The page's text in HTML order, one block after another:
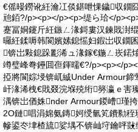
€傜暥鐒讹紝瀹冮倓鍖呭惈鐬収鐗
兘銆?/p><p></p><p>缇ら珨</
蹇冨姛鑳斤紝鏃ㄥ湪鎶婁汉鍊戝湗
曪紝鍒嗕韩閬嬪嫊鎴愮妇鍜岀収鐗
锛岀敤鎴跺彲浠ュ湪鎵€鍦ㄥ崁鍩
竴璧峰弮鑸囬亱鍕曘€?/p><p></
掗將閬婃埐锛屼絾Under Armour
屽湪浠栧€戝叕浣堢殑绗簩瀛ｅ害
湡锛岀偤姝nder Armour鍐嶆瑾
2O鏈唱涓婂氨鏄妸绶氫笂鐨勬
幓鍙冭垏楂旈娑堣不锛屾垨鑰呯